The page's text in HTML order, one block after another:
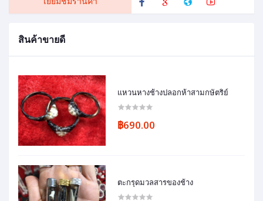
สินค้าขายดี
แหวนหางช้างปลอกห้าสามกษัตริย์
฿690.00
ตะกรุดมวลสารของช้าง